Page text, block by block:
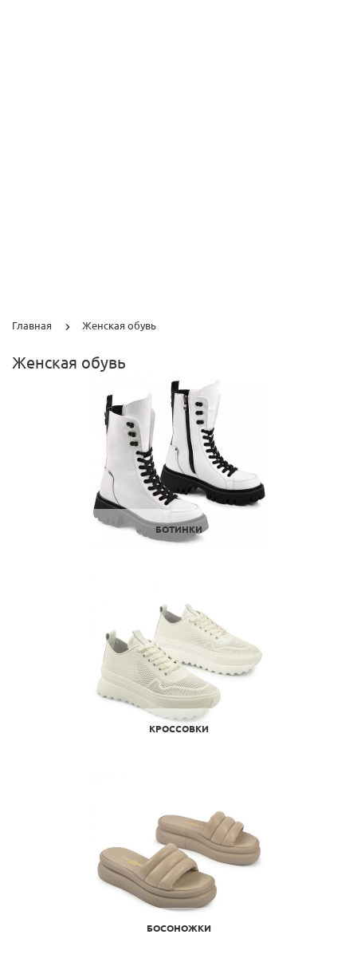
Главная Женская обувь
Женская обувь
БОТИНКИ
КРОССОВКИ
БОСОНОЖКИ